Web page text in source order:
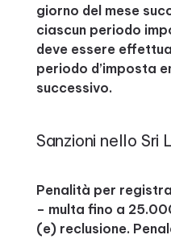
giorno del mese
ciascun periodo
deve essere
periodo d’imposta
successivo.
Sanzioni nello Sri
Penalità per
– multa fino a
(e) reclusione.